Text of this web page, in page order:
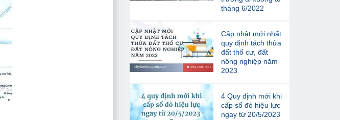
tháng 6/2022
Cập nhật mới nhất
quy định tách thửa
đất thổ cư, đất
nông nghiệp năm
2023
4 Quy định mới khi
cấp sổ đỏ hiệu lực
ngay từ 20/5/2023